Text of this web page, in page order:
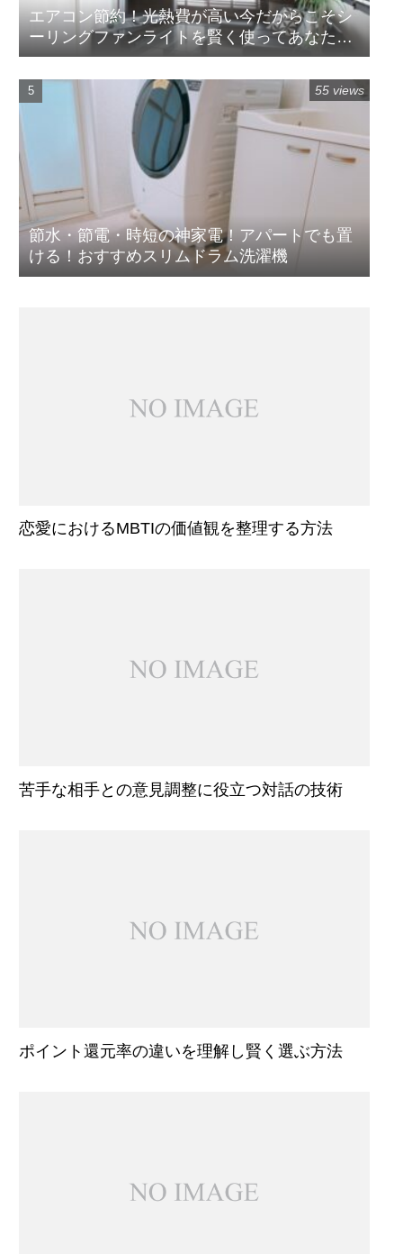
エアコン節約！光熱費が高い今だからこそシ
ーリングファンライトを賢く使ってあなたの
空間を明るく快適に節約しよう！
節水・節電・時短の神家電！アパートでも置
ける！おすすめスリムドラム洗濯機
55 views
恋愛におけるMBTIの価値観を整理する方法
苦手な相手との意見調整に役立つ対話の技術
ポイント還元率の違いを理解し賢く選ぶ方法